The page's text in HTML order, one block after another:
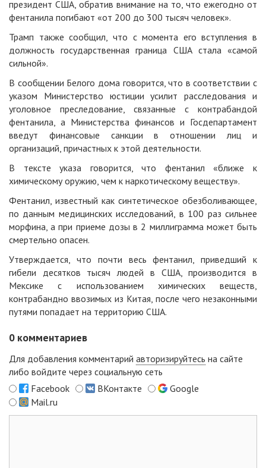
президент США, обратив внимание на то, что ежегодно от
фентанила погибают «от 200 до 300 тысяч человек».
Трамп также сообщил, что с момента его вступления в
должность государственная граница США стала «самой
сильной».
В сообщении Белого дома говорится, что в соответствии с
указом Министерство юстиции усилит расследования и
уголовное преследование, связанные с контрабандой
фентанила, а Министерства финансов и Госдепартамент
введут финансовые санкции в отношении лиц и
организаций, причастных к этой деятельности.
В тексте указа говорится, что фентанил «ближе к
химическому оружию, чем к наркотическому веществу».
Фентанил, известный как синтетическое обезболивающее,
по данным медицинских исследований, в 100 раз сильнее
морфина, а при приеме дозы в 2 миллиграмма может быть
смертельно опасен.
Утверждается, что почти весь фентанил, приведший к
гибели десятков тысяч людей в США, производится в
Мексике с использованием химических веществ,
контрабандно ввозимых из Китая, после чего незаконными
путями попадает на территорию США.
0 комментариев
Для добавления комментарий авторизируйтесь на сайте
либо войдите через социальную сеть
Facebook
ВКонтакте
Google
Mail.ru